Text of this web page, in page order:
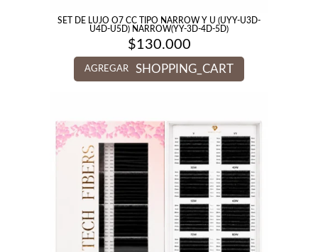
SET DE LUJO O7 CC TIPO NARROW Y U (UYY-U3D-
U4D-U5D) NARROW(YY-3D-4D-5D)
$130.000
AGREGAR SHOPPING_CART